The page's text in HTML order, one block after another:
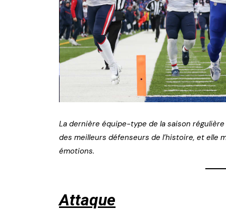
La dernière équipe-type de la saison régulière
des meilleurs défenseurs de l’histoire, et elle
émotions.
Attaque